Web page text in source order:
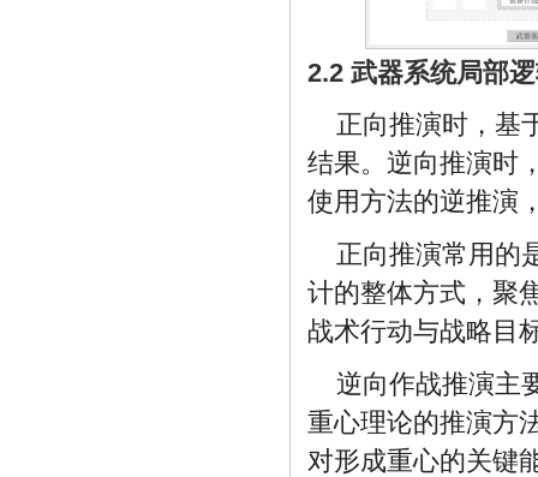
2.2 武器系统局部
正向推演时，基
结果。逆向推演时
使用方法的逆推演
正向推演常用的
计的整体方式，聚
战术行动与战略目
逆向作战推演主
重心理论的推演方
对形成重心的关键